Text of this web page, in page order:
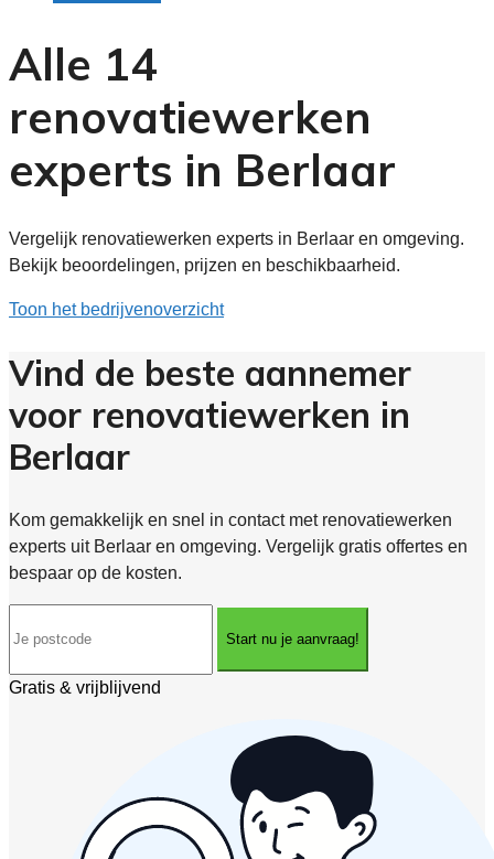
Alle 14
renovatiewerken
experts in Berlaar
Vergelijk renovatiewerken experts in Berlaar en omgeving.
Bekijk beoordelingen, prijzen en beschikbaarheid.
Toon het bedrijvenoverzicht
Vind de beste aannemer
voor renovatiewerken in
Berlaar
Kom gemakkelijk en snel in contact met renovatiewerken
experts uit Berlaar en omgeving. Vergelijk gratis offertes en
bespaar op de kosten.
Start nu je aanvraag!
Gratis & vrijblijvend